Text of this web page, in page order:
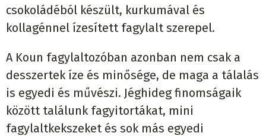
csokoládéból készült, kurkumával és
kollagénnel ízesített fagylalt szerepel.
A Koun fagylaltozóban azonban nem csak a
desszertek íze és minősége, de maga a tálalás
is egyedi és művészi. Jéghideg finomságaik
között találunk fagyitortákat, mini
fagylaltkekszeket és sok más egyedi